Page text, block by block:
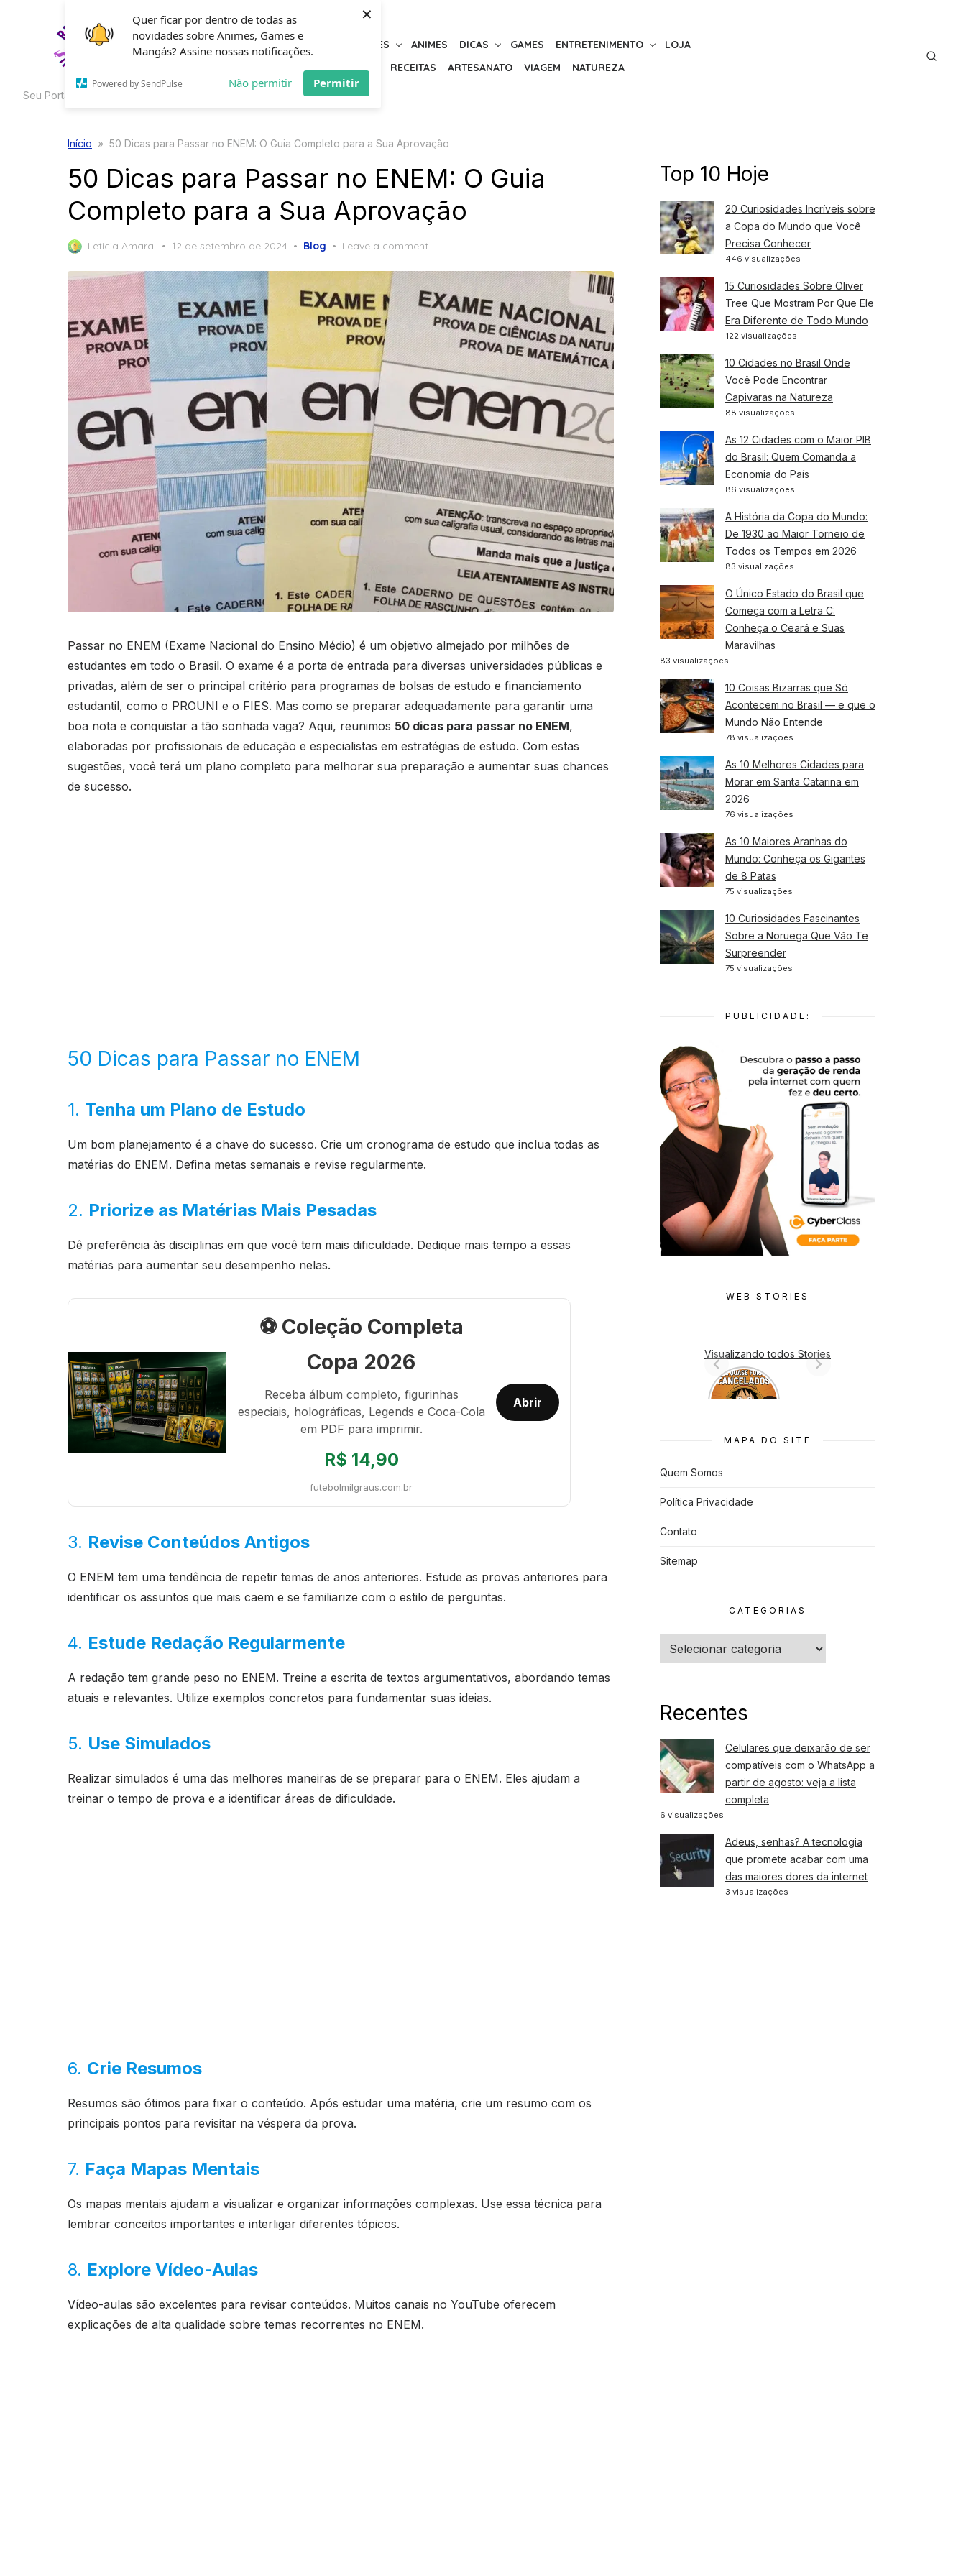
Quer ficar por dentro de todas as
novidades sobre Animes, Games e
Mangás? Assine nossas notificações.
Powered by SendPulse Não permitir Permitir
×
Seu Portal de Curiosidades
HOME CURIOSIDADES ANIMES DICAS GAMES ENTRETENIMENTO
LOJA
BELEZA
RECEITAS ARTESANATO VIAGEM NATUREZA
Início » 50 Dicas para Passar no ENEM: O Guia Completo para a Sua Aprovação
50 Dicas para Passar no ENEM: O Guia
Completo para a Sua Aprovação
Leticia Amaral
Posted
12 de setembro de 2024 Blog Leave a comment
Passar no ENEM (Exame Nacional do Ensino Médio) é um objetivo almejado por milhões de
estudantes em todo o Brasil. O exame é a porta de entrada para diversas universidades públicas e
privadas, além de ser o principal critério para programas de bolsas de estudo e financiamento
estudantil, como o PROUNI e o FIES. Mas como se preparar adequadamente para garantir uma
boa nota e conquistar a tão sonhada vaga? Aqui, reunimos 50 dicas para passar no ENEM,
elaboradas por profissionais de educação e especialistas em estratégias de estudo. Com estas
sugestões, você terá um plano completo para melhorar sua preparação e aumentar suas chances
de sucesso.
50 Dicas para Passar no ENEM
1. Tenha um Plano de Estudo
Um bom planejamento é a chave do sucesso. Crie um cronograma de estudo que inclua todas as
matérias do ENEM. Defina metas semanais e revise regularmente.
2. Priorize as Matérias Mais Pesadas
Dê preferência às disciplinas em que você tem mais dificuldade. Dedique mais tempo a essas
matérias para aumentar seu desempenho nelas.
⚽ Coleção Completa
Copa 2026
Receba álbum completo, figurinhas
especiais, holográficas, Legends e Coca-Cola
em PDF para imprimir.
R$ 14,90
futebolmilgraus.com.br
Abrir
3. Revise Conteúdos Antigos
O ENEM tem uma tendência de repetir temas de anos anteriores. Estude as provas anteriores para
identificar os assuntos que mais caem e se familiarize com o estilo de perguntas.
4. Estude Redação Regularmente
A redação tem grande peso no ENEM. Treine a escrita de textos argumentativos, abordando temas
atuais e relevantes. Utilize exemplos concretos para fundamentar suas ideias.
5. Use Simulados
Realizar simulados é uma das melhores maneiras de se preparar para o ENEM. Eles ajudam a
treinar o tempo de prova e a identificar áreas de dificuldade.
6. Crie Resumos
Resumos são ótimos para fixar o conteúdo. Após estudar uma matéria, crie um resumo com os
principais pontos para revisitar na véspera da prova.
7. Faça Mapas Mentais
Os mapas mentais ajudam a visualizar e organizar informações complexas. Use essa técnica para
lembrar conceitos importantes e interligar diferentes tópicos.
8. Explore Vídeo-Aulas
Vídeo-aulas são excelentes para revisar conteúdos. Muitos canais no YouTube oferecem
explicações de alta qualidade sobre temas recorrentes no ENEM.
Top 10 Hoje
20 Curiosidades Incríveis sobre
a Copa do Mundo que Você
Precisa Conhecer
446 visualizações
15 Curiosidades Sobre Oliver
Tree Que Mostram Por Que Ele
Era Diferente de Todo Mundo
122 visualizações
10 Cidades no Brasil Onde
Você Pode Encontrar
Capivaras na Natureza
88 visualizações
As 12 Cidades com o Maior PIB
do Brasil: Quem Comanda a
Economia do País
86 visualizações
A História da Copa do Mundo:
De 1930 ao Maior Torneio de
Todos os Tempos em 2026
83 visualizações
O Único Estado do Brasil que
Começa com a Letra C:
Conheça o Ceará e Suas
Maravilhas
83 visualizações
10 Coisas Bizarras que Só
Acontecem no Brasil — e que o
Mundo Não Entende
78 visualizações
As 10 Melhores Cidades para
Morar em Santa Catarina em
2026
76 visualizações
As 10 Maiores Aranhas do
Mundo: Conheça os Gigantes
de 8 Patas
75 visualizações
10 Curiosidades Fascinantes
Sobre a Noruega Que Vão Te
Surpreender
75 visualizações
PUBLICIDADE:
WEB STORIES
Visualizando todos Stories
7 Animes
que quase
MAPA DO SITE
Quem Somos
Política Privacidade
Contato
Sitemap
CATEGORIAS
Categorias
Recentes
Celulares que deixarão de ser
compatíveis com o WhatsApp a
partir de agosto: veja a lista
completa
6 visualizações
Adeus, senhas? A tecnologia
que promete acabar com uma
das maiores dores da internet
3 visualizações